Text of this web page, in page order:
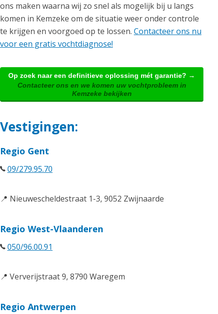
ons maken waarna wij zo snel als mogelijk bij u langs
komen in Kemzeke om de situatie weer onder controle
te krijgen en voorgoed op te lossen. Contacteer ons nu
voor een gratis vochtdiagnose!
Op zoek naar een definitieve oplossing mét garantie? →
Contacteer ons en we komen uw vochtprobleem in
Kemzeke bekijken
Vestigingen:
Regio Gent
09/279.95.70
📍 Nieuwescheldestraat 1-3, 9052 Zwijnaarde
Regio West-Vlaanderen
050/96.00.91
📍 Ververijstraat 9, 8790 Waregem
Regio Antwerpen